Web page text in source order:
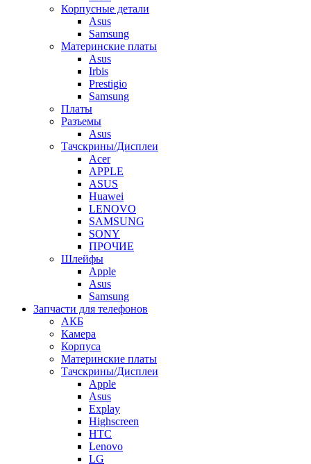
Корпусные детали
Asus
Samsung
Материнские платы
Asus
Irbis
Prestigio
Samsung
Платы
Разъемы
Asus
Тачскрины/Дисплеи
Acer
APPLE
ASUS
Huawei
LENOVO
SAMSUNG
SONY
ПРОЧИЕ
Шлейфы
Apple
Asus
Samsung
Запчасти для телефонов
АКБ
Камера
Корпуса
Материнские платы
Тачскрины/Дисплеи
Apple
Asus
Explay
Highscreen
HTC
Lenovo
LG